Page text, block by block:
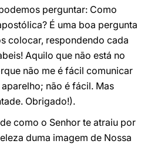
perguntar: Como
É uma boa pergunta
colocar, respondendo cada
Aquilo que não está no
não me é fácil comunicar
não é fácil. Mas
Obrigado!).
como o Senhor te atraiu por
duma imagem de Nossa